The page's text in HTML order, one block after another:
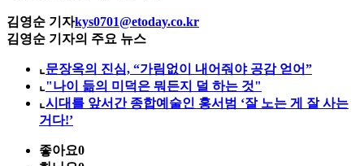
김영순 기자kys0701@etoday.co.kr
김영순 기자의 주요 뉴스
⌞ 문장옥의 진심, “가림없이 내어줘야 공감 얻어”
⌞ "나이 듦의 미덕은 뭐든지 덜 하는 것"
⌞ 시대를 앞서간 종합예술인 홍서범 ‘잘 노는 게 잘 사는
거다!’
좋아요0